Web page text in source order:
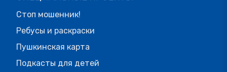
Стоп мошенник!
Ребусы и раскраски
Пушкинская карта
Подкасты для детей